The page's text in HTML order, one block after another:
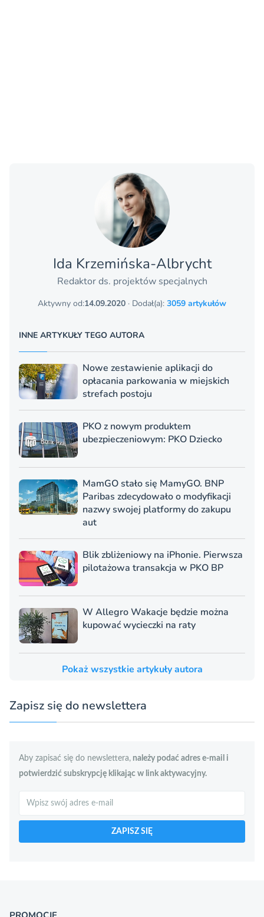
Ida Krzemińska-Albrycht
Redaktor ds. projektów specjalnych
Aktywny od:14.09.2020 · Dodał(a): 3059 artykułów
INNE ARTYKUŁY TEGO AUTORA
Nowe zestawienie aplikacji do
opłacania parkowania w miejskich
strefach postoju
PKO z nowym produktem
ubezpieczeniowym: PKO Dziecko
MamGO stało się MamyGO. BNP
Paribas zdecydowało o modyfikacji
nazwy swojej platformy do zakupu
aut
Blik zbliżeniowy na iPhonie. Pierwsza
pilotażowa transakcja w PKO BP
W Allegro Wakacje będzie można
kupować wycieczki na raty
Pokaż wszystkie artykuły autora
Zapisz się do newslettera
Aby zapisać się do newslettera, należy podać adres e-mail i
potwierdzić subskrypcję klikając w link aktywacyjny.
Szukaj
ZAPISZ SIĘ